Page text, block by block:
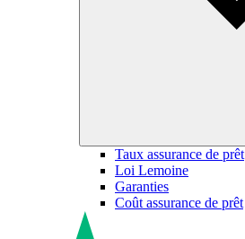
Taux assurance de prêt
Loi Lemoine
Garanties
Coût assurance de prêt